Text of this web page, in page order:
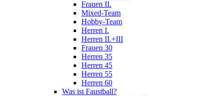
Frauen II.
Mixed-Team
Hobby-Team
Herren I.
Herren II.+III
Frauen 30
Herren 35
Herren 45
Herren 55
Herren 60
Was ist Faustball?